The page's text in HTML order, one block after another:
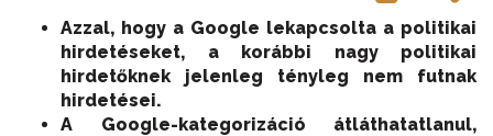
Azzal, hogy a Google lekapcsolta a politikai
hirdetéseket, a korábbi nagy politikai
hirdetőknek jelenleg tényleg nem futnak
hirdetései.
A Google-kategorizáció átláthatatlanul,